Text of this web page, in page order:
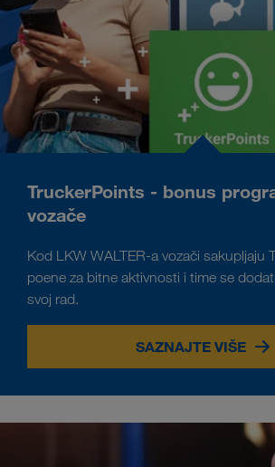
TruckerPoints - bonus
vozače
Kod LKW WALTER-a vozači sakupljaju
poene za bitne aktivnosti i time se
svoj rad.
SAZNAJTE VIŠE